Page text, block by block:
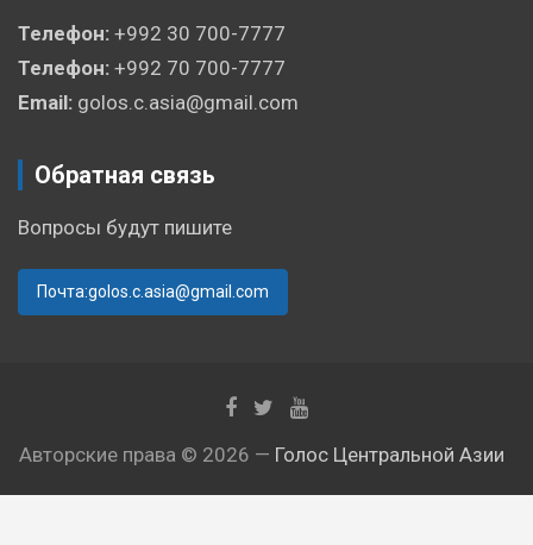
Телефон: +992 30 700-7777
Телефон: +992 70 700-7777
Email: golos.c.asia@gmail.com
Обратная связь
Вопросы будут пишите
Почта:golos.c.asia@gmail.com
Авторские права © 2026 — Голос Центральной Азии